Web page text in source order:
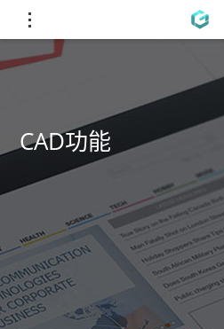
CAD功能